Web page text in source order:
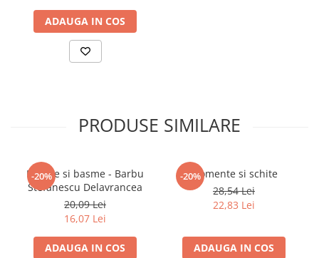
Povesti ilustrate
Povesti - Basme - Legende
Realitatea Augmentata
Cafea
Cafea terapeutica
Dezvoltare Personala
BUSINESS
ADAUGA IN COS
PRODUSE SIMILARE
-20%
Nuvele si basme - Barbu
Stefanescu Delavrancea
20,09 Lei
16,07 Lei
ADAUGA IN COS
-20%Momente si schite
28,54 Lei
22,83 Lei
ADAUGA IN COS